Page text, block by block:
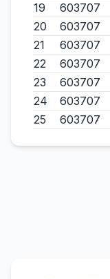
19
603707
20
603707
21
603707
22
603707
23
603707
24
603707
25
603707